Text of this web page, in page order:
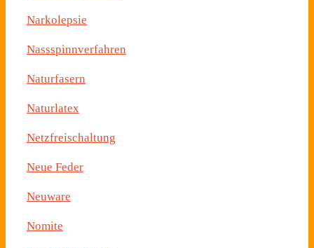
Narkolepsie
Nassspinnverfahren
Naturfasern
Naturlatex
Netzfreischaltung
Neue Feder
Neuware
Nomite